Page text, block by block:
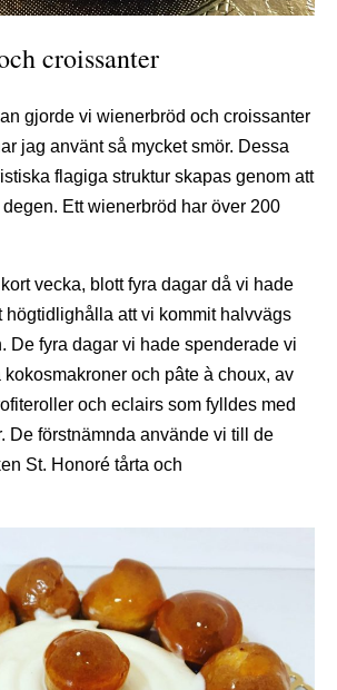
croissanter
gjorde vi wienerbröd och croissanter
jag använt så mycket smör. Dessa
flagiga struktur skapas genom att
Ett wienerbröd har över 200
vecka, blott fyra dagar då vi hade
högtidlighålla att vi kommit halvvägs
De fyra dagar vi hade spenderade vi
kokosmakroner och pâte à choux, av
och eclairs som fylldes med
De förstnämnda använde vi till de
St. Honoré tårta och